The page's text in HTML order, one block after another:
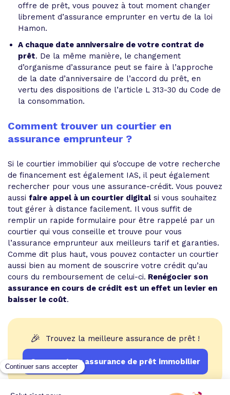
offre de prêt, vous pouvez à tout moment changer
librement d’assurance emprunter en vertu de la loi
Hamon.
A chaque date anniversaire de votre contrat de
prêt. De la même manière, le changement
d’organisme d’assurance peut se faire à l’approche
de la date d’anniversaire de l’accord du prêt, en
vertu des dispositions de l’article L 313-30 du Code de
la consommation.
Comment trouver un courtier en
assurance emprunteur ?
Si le courtier immobilier qui s’occupe de votre recherche
de financement est également IAS, il peut également
rechercher pour vous une assurance-crédit. Vous pouvez
aussi faire appel à un courtier digital si vous souhaitez
tout gérer à distance facilement. Il vous suffit de
remplir un rapide formulaire pour être rappelé par un
courtier qui vous conseille et trouve pour vous
l’assurance emprunteur aux meilleurs tarif et garanties.
Comme dit plus haut, vous pouvez contacter un courtier
aussi bien au moment de souscrire votre crédit qu’au
cours du remboursement de celui-ci. Renégocier son
assurance en cours de crédit est un effet un levier en
baisser le coût.
🎉 Trouvez la meilleure assurance de prêt !
Comparateur assurance de prêt immobilier